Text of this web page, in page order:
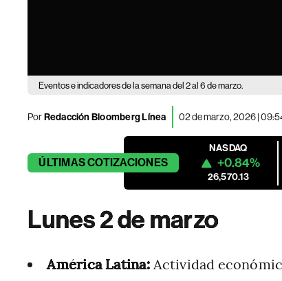
Eventos e indicadores de la semana del 2 al 6 de marzo.
PorRedacción Bloomberg Línea 02 de marzo, 2026 |
ÚLTIMASCOTIZACIONES
NASDAQ
+0.84%
26,570.13
Lunes 2 de marzo
América Latina:Actividad